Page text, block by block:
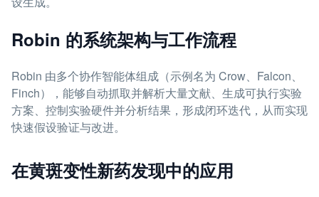
Robin 的系统架构与工作流程
Robin 由多个协作智能体组成（示例名为 Crow、Falcon、
Finch），能够自动抓取并解析大量文献、生成可执行实验
方案、控制实验硬件并分析结果，形成闭环迭代，从而实现
快速假设验证与改进。
在黄斑变性新药发现中的应用